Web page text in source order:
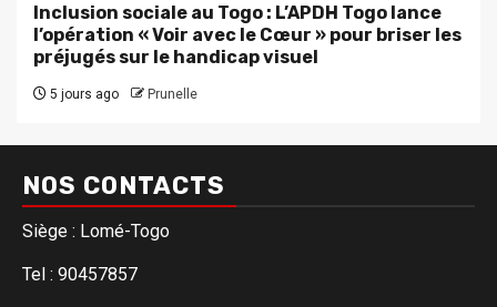
Inclusion sociale au Togo : L’APDH Togo lance
l’opération « Voir avec le Cœur » pour briser les
préjugés sur le handicap visuel
5 jours ago Prunelle
NOS CONTACTS
Siège : Lomé-Togo
Tel : 90457857